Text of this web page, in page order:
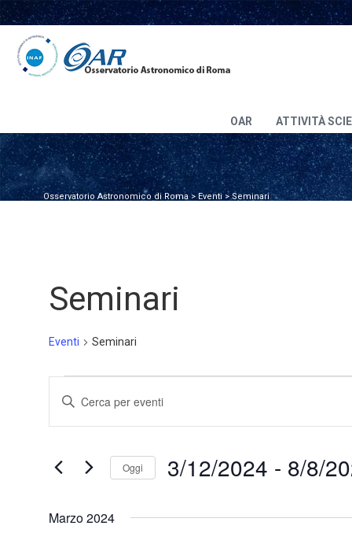
OAR ATTIVITÀ
Osservatorio Astronomico di Roma>Eventi>Seminari
Seminari
Eventi Seminari
Eventi
Parola
Chiave.
Eventi
Oggi 3/12/2024 - 8/8/
Marzo 2024